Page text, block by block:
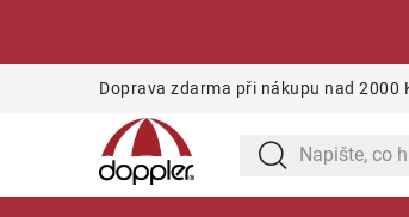
Doprava zdarma při nákupu nad 2000